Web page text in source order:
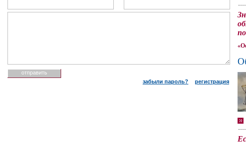
забыли пароль? регистрация